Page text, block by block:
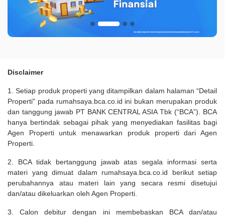
Disclaimer
1. Setiap produk properti yang ditampilkan dalam halaman “Detail
Properti" pada rumahsaya.bca.co.id ini bukan merupakan produk
dan tanggung jawab PT BANK CENTRAL ASIA Tbk (“BCA”). BCA
hanya bertindak sebagai pihak yang menyediakan fasilitas bagi
Agen Properti untuk menawarkan produk properti dari Agen
Properti.
2. BCA tidak bertanggung jawab atas segala informasi serta
materi yang dimuat dalam rumahsaya.bca.co.id berikut setiap
perubahannya atau materi lain yang secara resmi disetujui
dan/atau dikeluarkan oleh Agen Properti.
3. Calon debitur dengan ini membebaskan BCA dan/atau